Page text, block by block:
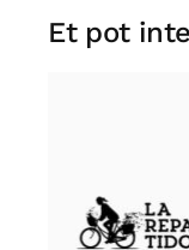
Et pot